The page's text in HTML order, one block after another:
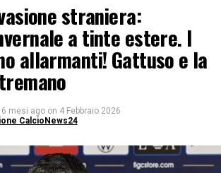
straniera:
a tinte estere. I
allarmanti! Gattuso e la
6 mesi ago on 4 Febbraio 2026
CalcioNews24